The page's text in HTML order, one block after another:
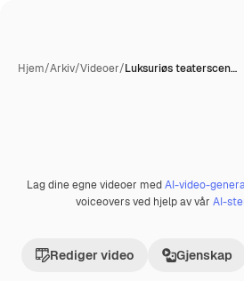
Hjem/Arkiv/Videoer/Luksuriøs teaterscen…
Premium
Lag dine egne videoer medAI-video-
voiceovers ved hjelp av vår AI-
Rediger video Gjenskap